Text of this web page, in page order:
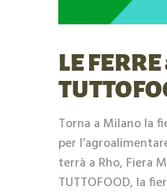
LE
Torna a Milano la
per
terrà a Rho, Fiera
TUTTOFOOD, la